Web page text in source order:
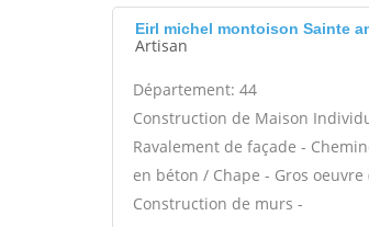
Eirl michel montoison Sainte
Artisan
Département: 44
Construction de Maison
Ravalement de façade -
en béton / Chape - Gros
Construction de murs -